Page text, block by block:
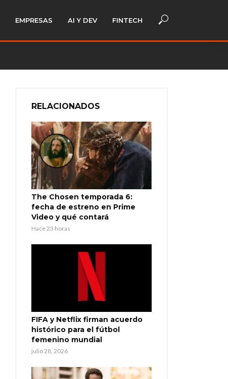
EMPRESAS AI Y DEV FINTECH
RELACIONADOS
The Chosen temporada 6:
fecha de estreno en Prime
Video y qué contará
Hace 23 horas
FIFA y Netflix firman acuerdo
histórico para el fútbol
femenino mundial
julio 28, 2026